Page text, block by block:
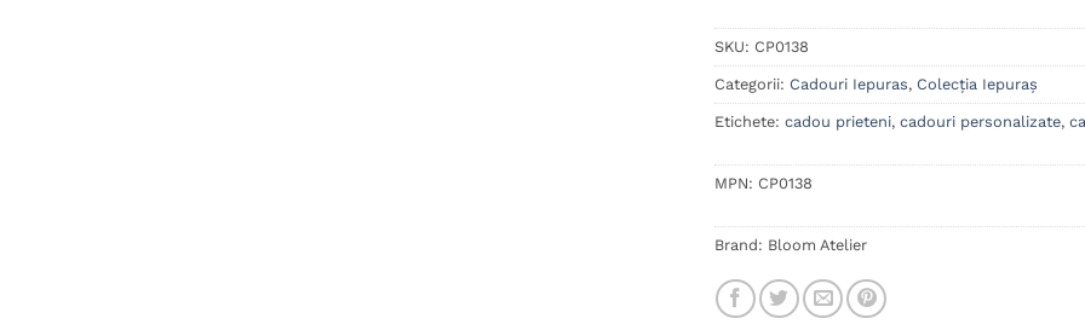
SKU: CP0138
Categorii: Cadouri Iepuras, Colecția Iepuraș
Etichete: cadou prieteni, cadouri personalizate,
MPN: CP0138
Brand: Bloom Atelier